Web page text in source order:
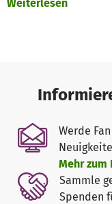
Erstberatung
Da wir ein kleiner
Förderung sind,
Vielen Dank für Ihre
Weiterlesen
Werde
Mehr zum
Sammle
Spenden